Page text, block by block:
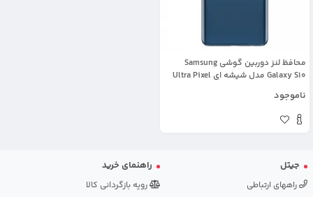
محافظ لنز دوربین گوشی Samsung
Galaxy S10 مدل شیشه ای Ultra Pixel
ناموجود
جیتل
راههای ارتباطی
راهنمای خرید
رویه بازگردانی کالا